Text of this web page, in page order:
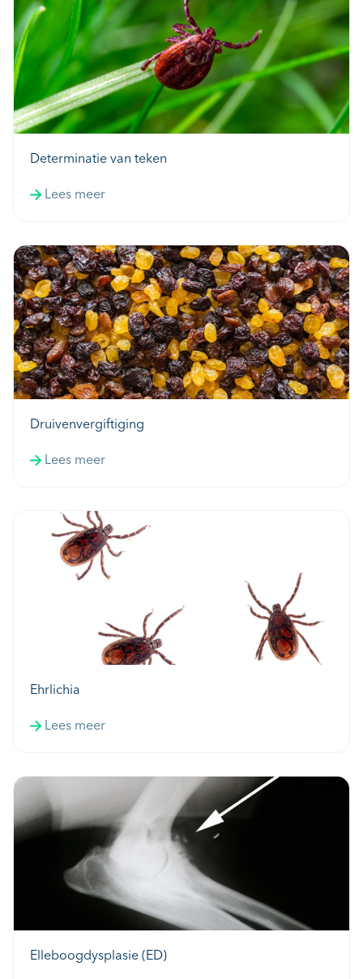
Determinatie van teken
Lees meer
Druivenvergiftiging
Lees meer
Ehrlichia
Lees meer
Elleboogdysplasie (ED)